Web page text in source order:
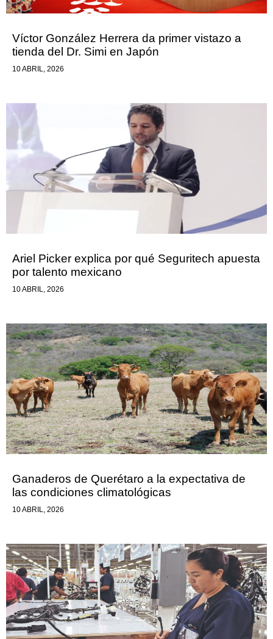
Víctor González Herrera da primer vistazo a
tienda del Dr. Simi en Japón
10 ABRIL, 2026
Ariel Picker explica por qué Seguritech apuesta
por talento mexicano
10 ABRIL, 2026
Ganaderos de Querétaro a la expectativa de
las condiciones climatológicas
10 ABRIL, 2026